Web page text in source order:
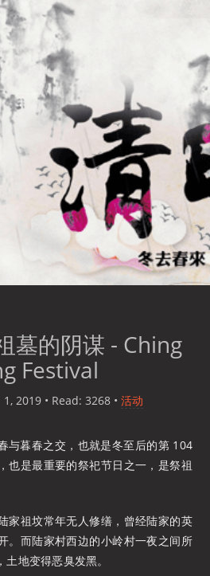
墓的阴谋 - Ching
Festival
2019 • Read: 3268 • 活动
与暮春之交，也就是冬至后的第 104
也是最重要的祭祀节日之一，是祭祖
家祖坟常年无人修缮，曾经陆家的英
。而陆家村西边的小岭村一夜之间所
地变得恶臭发黑。